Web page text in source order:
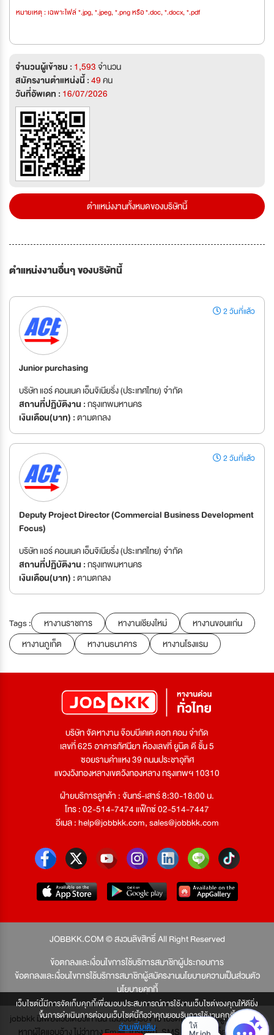
เว็บไซต์นี้มีการจัดเก็บคุกกี้เพื่อมอบประสบการณ์การใช้งานเว็บไซต์ของคุณให้ดียิ่ง
ขึ้นการดำเนินการต่อบนเว็บไซต์นี้ถือว่าคุณยอมรับการใช้งานคุกกี้
อ่านเพิ่มเติม
หมายเหตุ : เฉพาะไฟล์ *.jpg, *.jpeg, *.png หรือ *.doc, *.docx, *.pdf
จำนวนผู้เข้าชม : 1,593จำนวน
สมัครงานตำแหน่งนี้ :49คน
วันที่อัพเดท : 16/07/2026
ตำแหน่งงานทั้งหมดของบริษัทนี้
ตำแหน่งงานอื่นๆ ของบริษัทนี้
2 วันที่แล้ว
Junior purchasing
บริษัท แอร์ คอนเนค เอ็นจิเนียริ่ง (ประเทศไทย) จำกัด
สถานที่ปฏิบัติงาน :กรุงเทพมหานคร
เงินเดือน(บาท) :ตามตกลง
2 วันที่แล้ว
Deputy Project Director (Commercial Business Development
Focus)
บริษัท แอร์ คอนเนค เอ็นจิเนียริ่ง (ประเทศไทย) จำกัด
สถานที่ปฏิบัติงาน :กรุงเทพมหานคร
เงินเดือน(บาท) :ตามตกลง
Tags : หางานราชการ หางานเชียงใหม่
หางานขอนแก่น
หางานภูเก็ต
หางานธนาคาร หางานโรงแรม
บริษัท จัดหางาน จ๊อบบีเคเค ดอท คอม จำกัด
เลขที่ 625 อาคารทัศนียา ห้องเลขที่ ยูนิต ดี ชั้น 5
ซอยรามคำแหง 39 ถนนประชาอุทิศ
แขวงวังทองหลางเขตวังทองหลาง กรุงเทพฯ 10310
ฝ่ายบริการลูกค้า : จันทร์-เสาร์ 8:30-18:00 น.
โทร : 02-514-7474 แฟ็กซ์ 02-514-7447
อีเมล :help@jobbkk.com,sales@jobbkk.com
JOBBKK.COM © สงวนลิขสิทธิ์ All Right Reserved
ข้อตกลงและเงื่อนไขการใช้บริการสมาชิกผู้ประกอบการ
ข้อตกลงและเงื่อนไขการใช้บริการสมาชิกผู้สมัครงานนโยบายความเป็นส่วนตัว
นโยบายคุกกี้
jobbkk มีเพียงเว็บเดียวเท่านั้น ไม่มีเว็บเครือข่าย โปรดอย่าหลงเชื่อผู้แอบอ้าง และ
หากผู้ใดแอบอ้าง ไม่ว่าทาง Email, โทรศัพท์, SMS หรือทางใดก็ตาม จะถูก